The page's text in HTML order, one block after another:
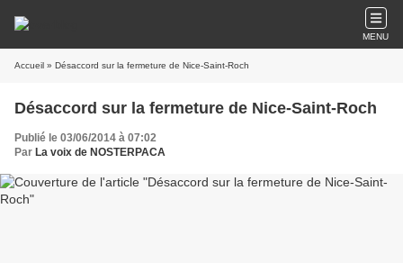
MENU
Accueil » Désaccord sur la fermeture de Nice-Saint-Roch
Désaccord sur la fermeture de Nice-Saint-Roch
Publié le 03/06/2014 à 07:02
Par La voix de NOSTERPACA